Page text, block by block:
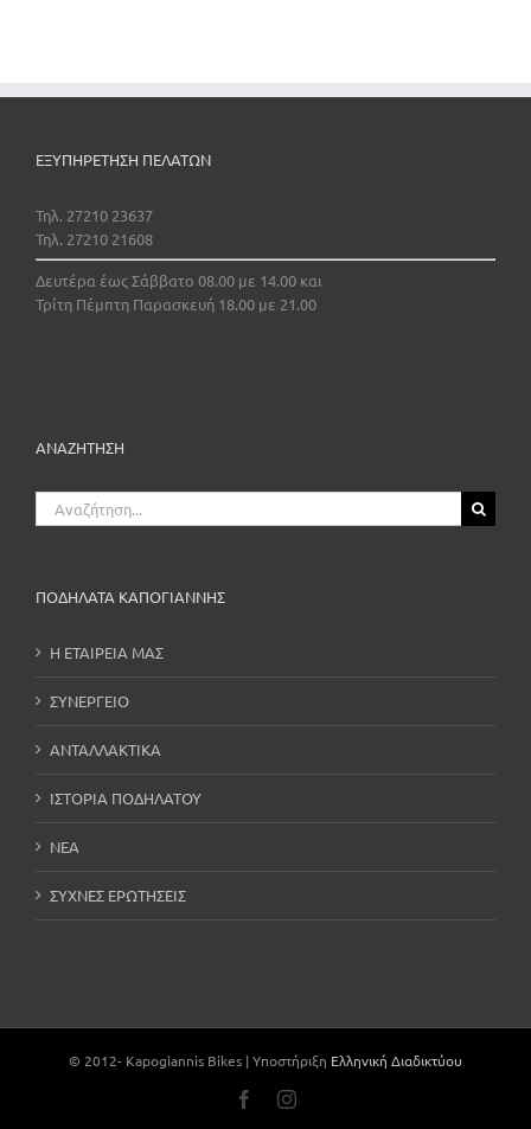
ΕΞΥΠΗΡΕΤΗΣΗ ΠΕΛΑΤΩΝ
Τηλ. 27210 23637
Τηλ. 27210 21608
Δευτέρα έως Σάββατο 08.00 με 14.00 και
Τρίτη Πέμπτη Παρασκευή 18.00 με 21.00
ΑΝΑΖΗΤΗΣΗ
Αναζήτηση
για:
ΠΟΔΗΛΑΤΑ ΚΑΠΟΓΙΑΝΝΗΣ
Η ΕΤΑΙΡΕΙΑ ΜΑΣ
ΣΥΝΕΡΓΕΙΟ
ΑΝΤΑΛΛΑΚΤΙΚΑ
ΙΣΤΟΡΙΑ ΠΟΔΗΛΑΤΟΥ
ΝΕΑ
ΣΥΧΝΕΣ ΕΡΩΤΗΣΕΙΣ
© 2012- Kapogiannis Bikes | Υποστήριξη Ελληνική Διαδικτύου
FacebookInstagram